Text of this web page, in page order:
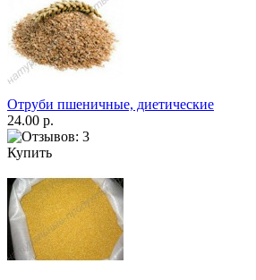
Отруби пшеничные, диетические
24.00 р.
Купить